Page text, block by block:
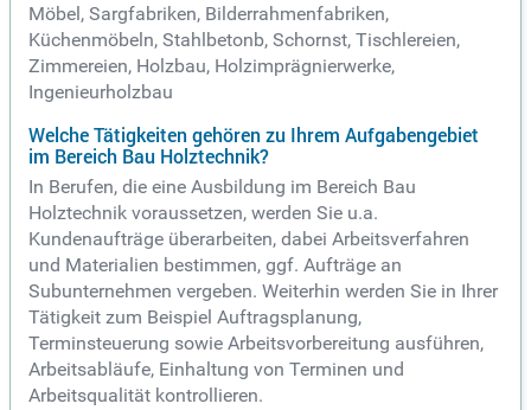
Möbel, Sargfabriken, Bilderrahmenfabriken,
Küchenmöbeln, Stahlbetonb, Schornst, Tischlereien,
Zimmereien, Holzbau, Holzimprägnierwerke,
Ingenieurholzbau
Welche Tätigkeiten gehören zu Ihrem Aufgabengebiet
im Bereich Bau Holztechnik?
In Berufen, die eine Ausbildung im Bereich Bau
Holztechnik voraussetzen, werden Sie u.a.
Kundenaufträge überarbeiten, dabei Arbeitsverfahren
und Materialien bestimmen, ggf. Aufträge an
Subunternehmen vergeben. Weiterhin werden Sie in Ihrer
Tätigkeit zum Beispiel Auftragsplanung,
Terminsteuerung sowie Arbeitsvorbereitung ausführen,
Arbeitsabläufe, Einhaltung von Terminen und
Arbeitsqualität kontrollieren.